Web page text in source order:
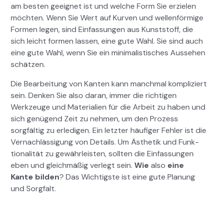
am besten geeignet ist und welche Form Sie erzie­len
möcht­en. Wenn Sie Wert auf Kur­ven und wellen­för­mige
For­men leg­en, sind Ein­fas­sun­gen aus Kun­st­stoff, die
sich leicht for­men lassen, eine gute Wahl. Sie sind auch
eine gute Wahl, wenn Sie ein min­i­mal­is­tis­ches Ausse­hen
schätzen.
Die Bear­beitung von Kan­ten kann manch­mal kom­pliziert
sein. Denken Sie also daran, immer die richti­gen
Werkzeuge und Mate­ri­alien für die Arbeit zu haben und
sich genü­gend Zeit zu nehmen, um den Prozess
sorgfältig zu erledi­gen. Ein let­zter häu­figer Fehler ist die
Ver­nach­läs­si­gung von Details. Um Ästhetik und Funk­
tion­al­ität zu gewährleis­ten, soll­ten die Ein­fas­sun­gen
eben und gle­ich­mäßig ver­legt sein.Wie also eine
Kante bilden? Das Wichtig­ste ist eine gute Pla­nung
und Sorgfalt.